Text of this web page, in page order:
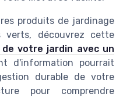
produits de jardinage
verts, découvrez cette
votre jardin avec un
d'information pourrait
durable de votre
pour comprendre